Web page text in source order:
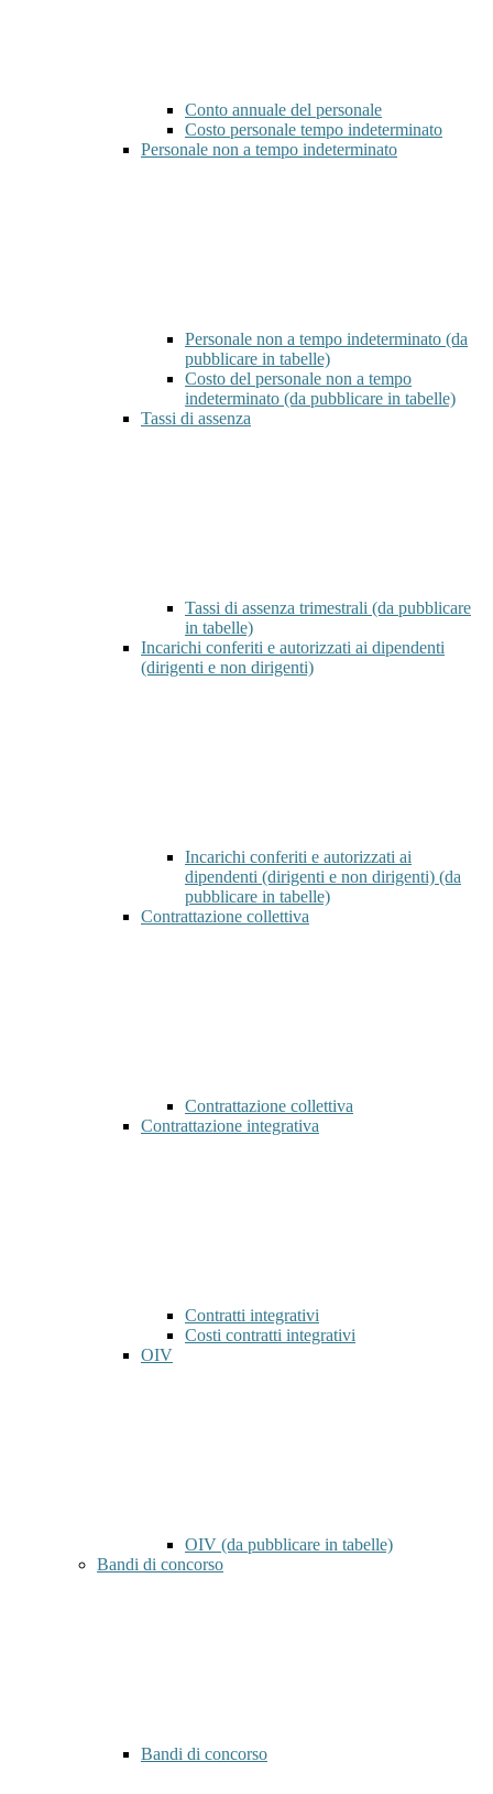
Conto annuale del personale
Costo personale tempo indeterminato
Personale non a tempo indeterminato
Personale non a tempo indeterminato (da
pubblicare in tabelle)
Costo del personale non a tempo
indeterminato (da pubblicare in tabelle)
Tassi di assenza
Tassi di assenza trimestrali (da pubblicare
in tabelle)
Incarichi conferiti e autorizzati ai dipendenti
(dirigenti e non dirigenti)
Incarichi conferiti e autorizzati ai
dipendenti (dirigenti e non dirigenti) (da
pubblicare in tabelle)
Contrattazione collettiva
Contrattazione collettiva
Contrattazione integrativa
Contratti integrativi
Costi contratti integrativi
OIV
OIV (da pubblicare in tabelle)
Bandi di concorso
Bandi di concorso